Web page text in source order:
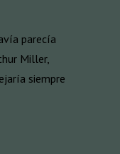
parecía
Miller,
siempre